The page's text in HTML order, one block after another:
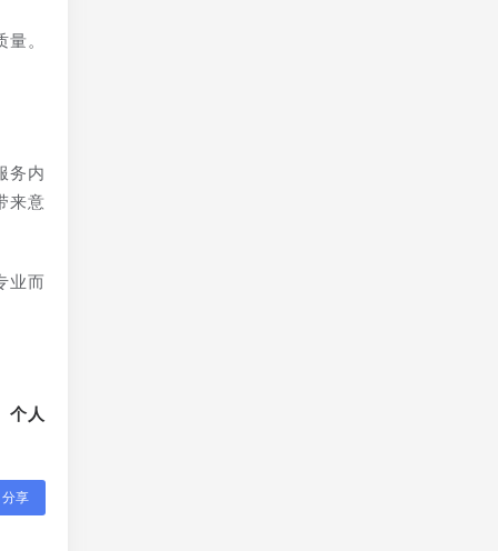
。
务内
来意
业而
个人
分享